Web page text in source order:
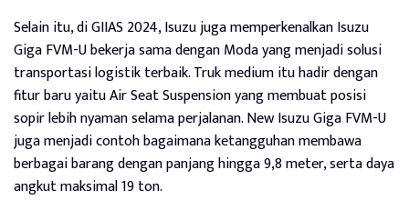
Selain itu, di GIIAS 2024, Isuzu juga memperkenalkan Isuzu
Giga FVM-U bekerja sama dengan Moda yang menjadi solusi
transportasi logistik terbaik. Truk medium itu hadir dengan
fitur baru yaitu Air Seat Suspension yang membuat posisi
sopir lebih nyaman selama perjalanan. New Isuzu Giga FVM-U
juga menjadi contoh bagaimana ketangguhan membawa
berbagai barang dengan panjang hingga 9,8 meter, serta daya
angkut maksimal 19 ton.